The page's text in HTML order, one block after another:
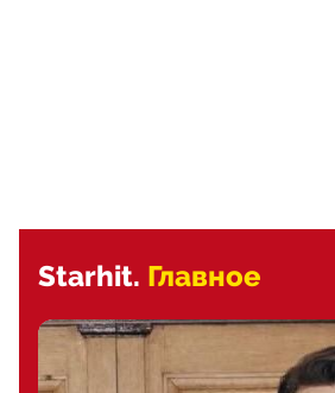
Starhit. Главное